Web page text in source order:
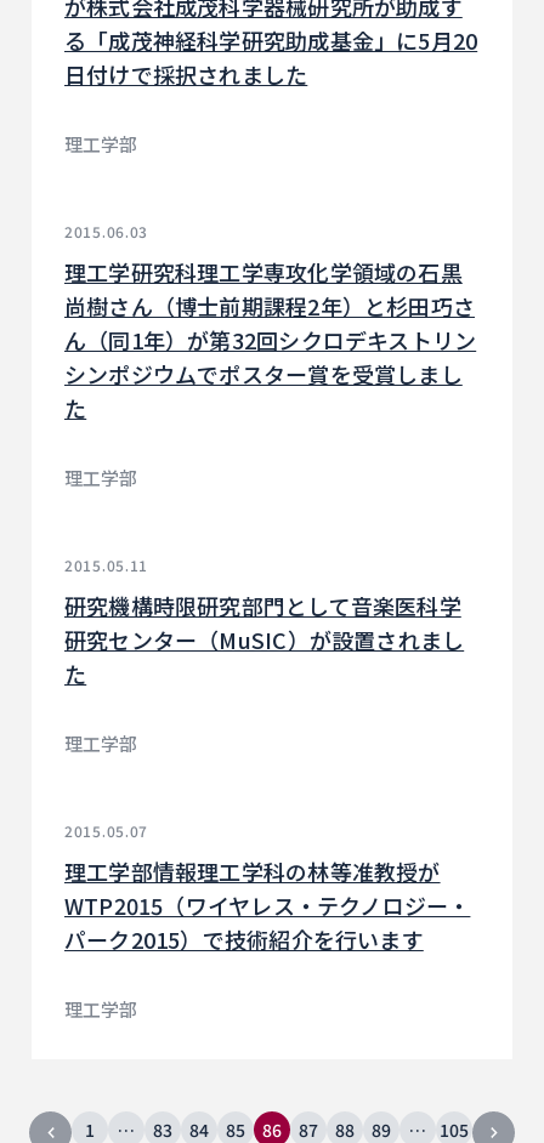
る「成茂神経科学研究助成基金」に5月20
日付けで採択されました
理工学部
2015.06.03
理工学研究科理工学専攻化学領域の石黒
尚樹さん（博士前期課程2年）と杉田巧さ
ん（同1年）が第32回シクロデキストリン
シンポジウムでポスター賞を受賞しまし
た
理工学部
2015.05.11
研究機構時限研究部門として音楽医科学
研究センター（MuSIC）が設置されまし
た
理工学部
2015.05.07
理工学部情報理工学科の林等准教授が
WTP2015（ワイヤレス・テクノロジー・
パーク2015）で技術紹介を行います
理工学部
1 … 83 84 85 86 87 88 89 … 105